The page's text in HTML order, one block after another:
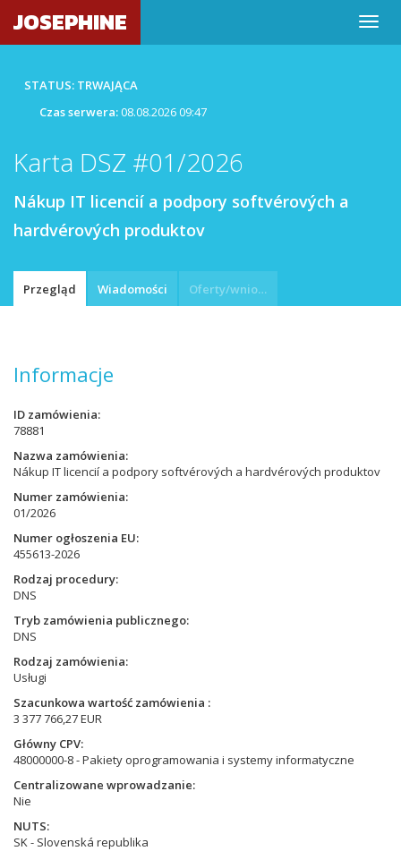
JOSEPHINE
STATUS: TRWAJĄCA
Czas serwera:08.08.2026 09:47
Karta DSZ #01/2026
Nákup IT licencií a podpory softvérových a
hardvérových produktov
Przegląd Wiadomości Oferty/wnioski
Informacje
ID zamówienia
78881
Nazwa zamówienia
Nákup IT licencií a podpory softvérových a hardvérových produktov
Numer zamówienia
01/2026
Numer ogłoszenia EU
455613-2026
Rodzaj procedury
DNS
Tryb zamówienia publicznego
DNS
Rodzaj zamówienia
Usługi
Szacunkowa wartość zamówienia
3 377 766,27 EUR
Główny CPV
48000000-8 - Pakiety oprogramowania i systemy informatyczne
Centralizowane wprowadzanie
Nie
NUTS
SK - Slovenská republika